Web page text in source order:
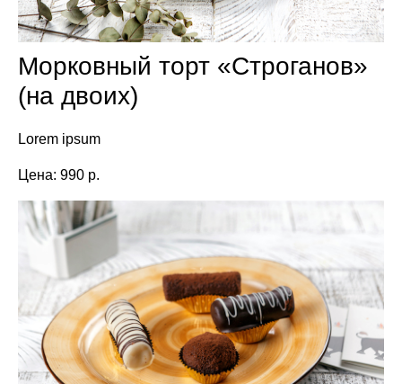
Морковный торт «Строганов»
(на двоих)
Lorem ipsum
Цена: 990 р.